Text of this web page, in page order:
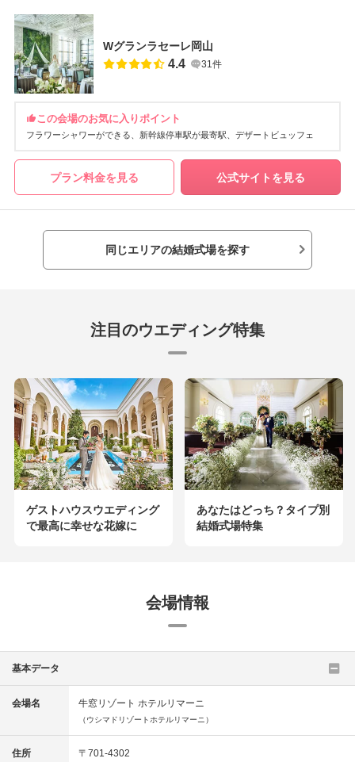
Wグランラセーレ岡山
4.4 31件
この会場のお気に入りポイント
フラワーシャワーができる 新幹線停車駅が最寄駅 デザートビュッフェ
プラン料金を見る 公式サイトを見る
同じエリアの結婚式場を探す
注目のウエディング特集
ゲストハウスウエディング
で最高に幸せな花嫁に
あなたはどっち？タイプ別
結婚式場特集
会場情報
基本データ
会場名 牛窓リゾート ホテルリマーニ
（ウシマドリゾートホテルリマーニ）
住所
〒701-4302